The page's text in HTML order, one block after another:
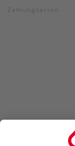
Zahlungsarten